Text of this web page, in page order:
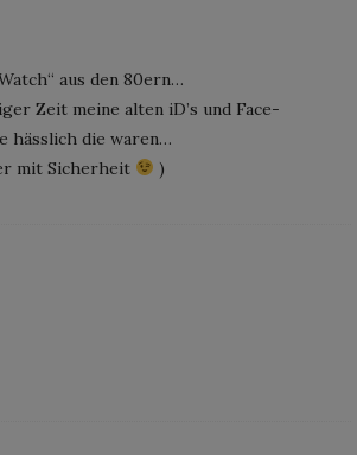
aus den 80ern…
Zeit meine alten iD’s und Face-
hässlich die waren…
mit Sicherheit
)